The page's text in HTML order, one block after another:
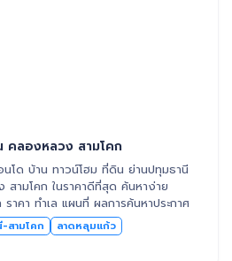
คลองหลวง สามโคก
นโด บ้าน ทาวน์โฮม ที่ดิน ย่านปทุมธานี
ามโคก ในราคาดีที่สุด ค้นหาง่าย
คา ทำเล แผนที่ ผลการค้นหาประกาศ
สามโคก
ลาดหลุมแก้ว